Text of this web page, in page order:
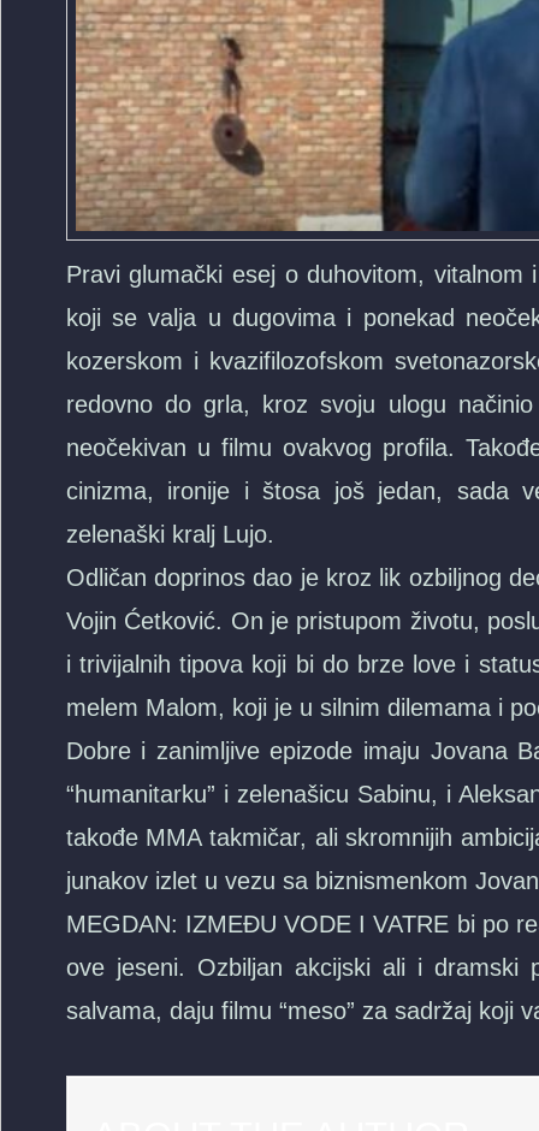
Pravi glumački esej o duhovitom,
koji se valja u dugovima i ponekad
kozerskom i kvazifilozofskom
redovno do grla, kroz svoju ulogu
neočekivan u filmu ovakvog profila.
cinizma, ironije i štosa još jedan, sada
zelenaški kralj Lujo.
Odličan doprinos dao je kroz lik ozbiljnog
Vojin Ćetković. On je pristupom životu,
i trivijalnih tipova koji bi do brze love i
melem Malom, koji je u silnim dilemama i
Dobre i zanimljive epizode imaju Jovana
“humanitarku” i zelenašicu Sabinu, i
takođe MMA takmičar, ali skromnijih
junakov izlet u vezu sa biznismenkom
MEGDAN: IZMEĐU VODE I VATRE bi po
ove jeseni. Ozbiljan akcijski ali i dramski
salvama, daju filmu “meso” za sadržaj koji